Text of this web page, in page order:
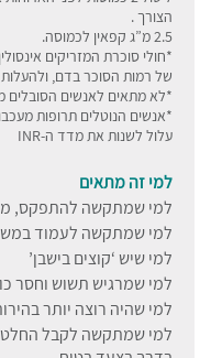
הצורך .
2.5 מ”ג קפאין לכמוסה.
*חולי סוכרת המזריקים
של רמות הסוכר בדם, ולהעלות
*לא מתאים לאנשים הסובלים
עלול לשנות את מדד ה-INR
למי זה מתאים
למי שמתקשה להתפקס,
למי שמתקשה לעמוד
למי שיש ‘קוצים בישבן’
למי שמרגיש תשוש וחסר
למי שהיה רוצה יותר
למי שמתקשה לקבל